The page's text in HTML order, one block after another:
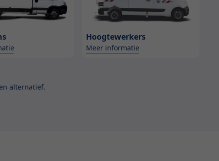
Hoogtewerkers
Meer informatie
alternatief.